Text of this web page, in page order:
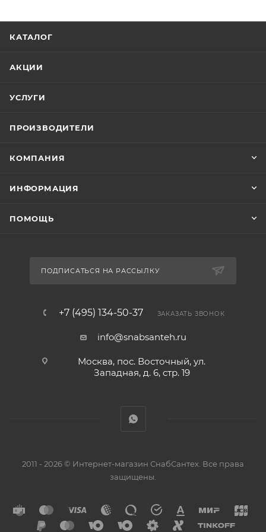
КАТАЛОГ
АКЦИИ
УСЛУГИ
ПРОИЗВОДИТЕЛИ
КОМПАНИЯ
ИНФОРМАЦИЯ
ПОМОЩЬ
ПОДПИСАТЬСЯ НА РАССЫЛКУ
+7 (495) 134-50-37 ЗАКАЗАТЬ ЗВОНОК
info@snabsanteh.ru
Москва, пос. Восточный, ул.
Западная, д. 6, стр. 19
2011 - 2026 © Интернет-магазин СнабСантех. Все права
защищены.